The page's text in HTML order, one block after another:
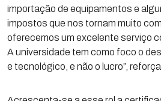
importação de equipamentos e
impostos que nos tornam muito
oferecemos um excelente serviço
A universidade tem como foco o
e tecnológico, e não o lucro”, reforça.